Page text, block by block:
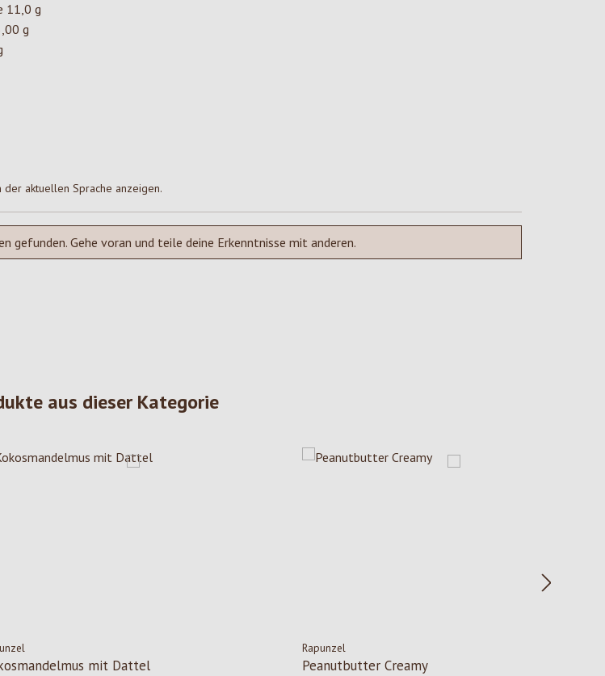
11,0 g
g
der aktuellen Sprache anzeigen.
gefunden. Gehe voran und teile deine Erkenntnisse mit anderen.
aus dieser Kategorie
mit Dattel
Rapunzel
Peanutbutter Creamy